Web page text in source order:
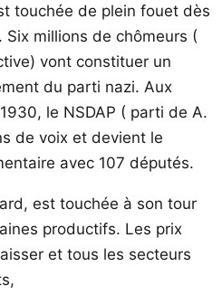
touchée de plein fouet dès
millions de chômeurs (
vont constituer un
du parti nazi. Aux
le NSDAP ( parti de A.
de voix et devient le
avec 107 députés.
est touchée à son tour
productifs. Les prix
et tous les secteurs